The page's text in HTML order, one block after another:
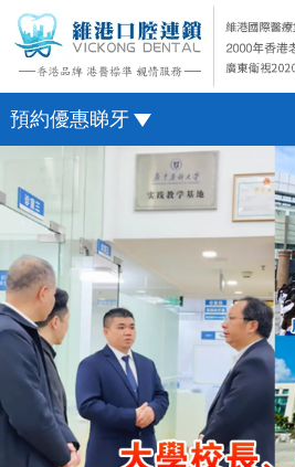
預約優惠睇牙
首頁 home page
醫院簡介 hospital introduction
醫生介紹 doctor introduction
醫療新聞 medical news
種植牙 dental implant
箍牙 orthodontics
收費標準 change standard
微信預約
WhatsApp預約